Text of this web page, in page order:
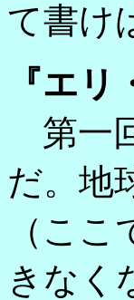
て書け
『エ
第一
だ。地
（こ
きなく